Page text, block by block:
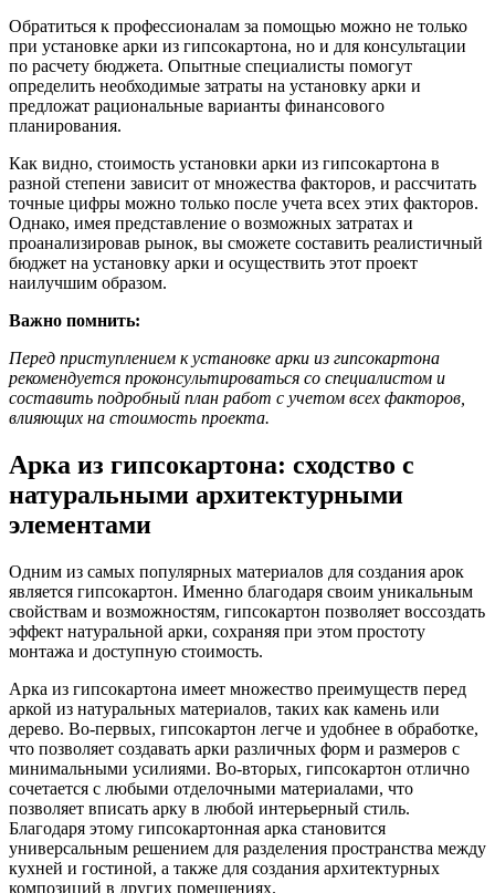
Обратиться к профессионалам за помощью можно не только
при установке арки из гипсокартона, но и для консультации
по расчету бюджета. Опытные специалисты помогут
определить необходимые затраты на установку арки и
предложат рациональные варианты финансового
планирования.
Как видно, стоимость установки арки из гипсокартона в
разной степени зависит от множества факторов, и рассчитать
точные цифры можно только после учета всех этих факторов.
Однако, имея представление о возможных затратах и
проанализировав рынок, вы сможете составить реалистичный
бюджет на установку арки и осуществить этот проект
наилучшим образом.
Важно помнить:
Перед приступлением к установке арки из гипсокартона
рекомендуется проконсультироваться со специалистом и
составить подробный план работ с учетом всех факторов,
влияющих на стоимость проекта.
Арка из гипсокартона: сходство с
натуральными архитектурными
элементами
Одним из самых популярных материалов для создания арок
является гипсокартон. Именно благодаря своим уникальным
свойствам и возможностям, гипсокартон позволяет воссоздать
эффект натуральной арки, сохраняя при этом простоту
монтажа и доступную стоимость.
Арка из гипсокартона имеет множество преимуществ перед
аркой из натуральных материалов, таких как камень или
дерево. Во-первых, гипсокартон легче и удобнее в обработке,
что позволяет создавать арки различных форм и размеров с
минимальными усилиями. Во-вторых, гипсокартон отлично
сочетается с любыми отделочными материалами, что
позволяет вписать арку в любой интерьерный стиль.
Благодаря этому гипсокартонная арка становится
универсальным решением для разделения пространства между
кухней и гостиной, а также для создания архитектурных
композиций в других помещениях.